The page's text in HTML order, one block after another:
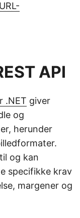
API
.NET giver
og
herunder
og kan
specifikke krav
margener og